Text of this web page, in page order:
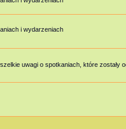
i wydarzeniach
uwagi o spotkaniach, które zostały